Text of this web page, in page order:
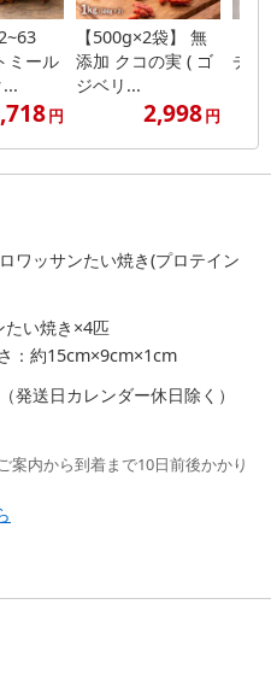
ミール
円
【500g×2袋】 無
添加 クコの実 ( ゴ
ジベリ...
2,998円
チー
ワッサンたい焼き(プロテイン
たい焼き×4匹
：約15cm×9cm×1cm
発送日カレンダー休日除く）
案内から到着まで10日前後かかり